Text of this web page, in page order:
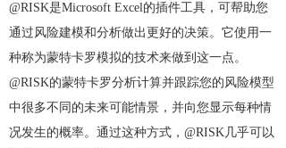
@RISK是Microsoft Excel的插件工具，可帮助您
通过风险建模和分析做出更好的决策。它使用一
种称为蒙特卡罗模拟的技术来做到这一点。
@RISK的蒙特卡罗分析计算并跟踪您的风险模型
中很多不同的未来可能情景，并向您显示每种情
况发生的概率。通过这种方式，@RISK几乎可以